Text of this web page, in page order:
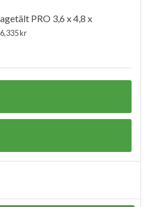
PRO 3,6 x 4,8 x
kr